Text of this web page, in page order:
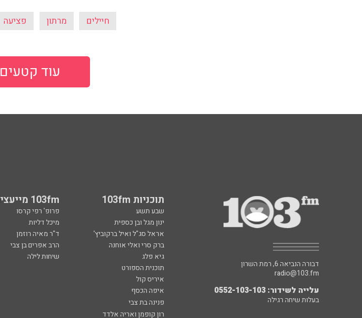
חיילים מרתון פציעה
עוד קטעים
תוכניות 103fm 103fm מייעצים
שבע תשע פרופ' רפי קרסו
ינון מגל ובן כספית
מיכל דליות
אראל סג"ל ואיל ברקוביץ'
ד"ר מאיה רוזמן
ברק סרי ואלי אוחנה
הרב אפרים בן צבי
גיא פלג
שיחות לילה
תוכנית הספורט
איריס קול
איפה הכסף
פנינה בת צבי
רון קופמן ואריה אלדד
דבורה הנביאה 6, רמת השרון
radio@103.fm
עלייה לשידור: 0552-103-103
בעלות שיחה רגילה